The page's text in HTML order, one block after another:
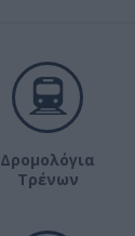
Δρομολόγια
Τρένων